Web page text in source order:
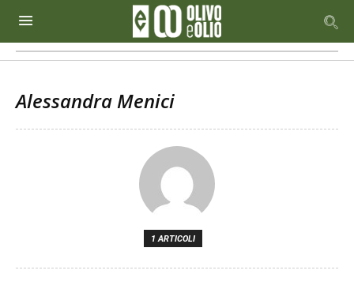
Alessandra Menici
1 ARTICOLI